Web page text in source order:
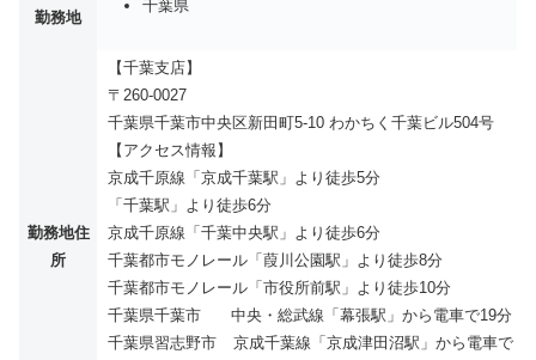
勤務地
千葉県
勤務地住
所
【千葉支店】
〒260-0027
千葉県千葉市中央区新田町5-10 わかちく千葉ビル504号
【アクセス情報】
京成千原線「京成千葉駅」より徒歩5分
「千葉駅」より徒歩6分
京成千原線「千葉中央駅」より徒歩6分
千葉都市モノレール「葭川公園駅」より徒歩8分
千葉都市モノレール「市役所前駅」より徒歩10分
千葉県千葉市 中央・総武線「幕張駅」から電車で19分
千葉県習志野市 京成千葉線「京成津田沼駅」から電車で